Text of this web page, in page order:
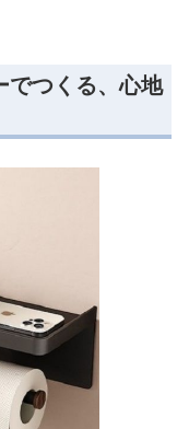
でつくる、心地